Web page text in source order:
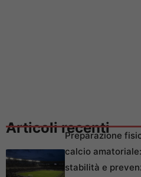
Articoli recenti
Preparazione
calcio
stabilità e